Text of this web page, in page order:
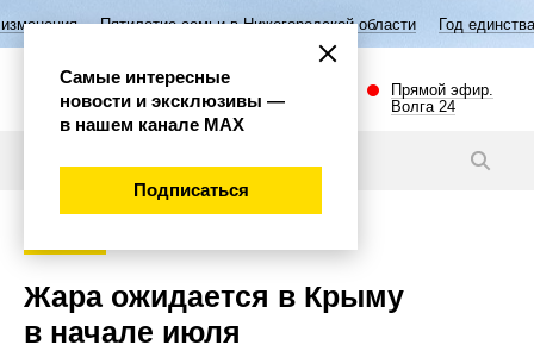
семьи в Нижегородской области Год единства народов России
Прямой эфир.
Волга 24
Жара ожидается в Крыму
в начале июля
Самые интересные
новости и эксклюзивы —
в нашем канале МАХ
Подписаться